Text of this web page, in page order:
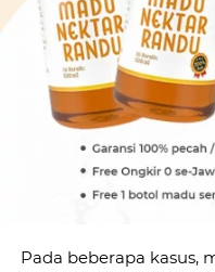
Pada beberapa kasus,